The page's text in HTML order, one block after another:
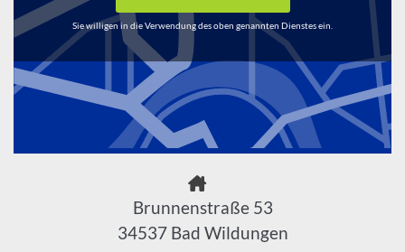
Sie willigen in die Verwendung des oben genannten Dienstes ein.
Brunnenstraße 53
34537 Bad Wildungen